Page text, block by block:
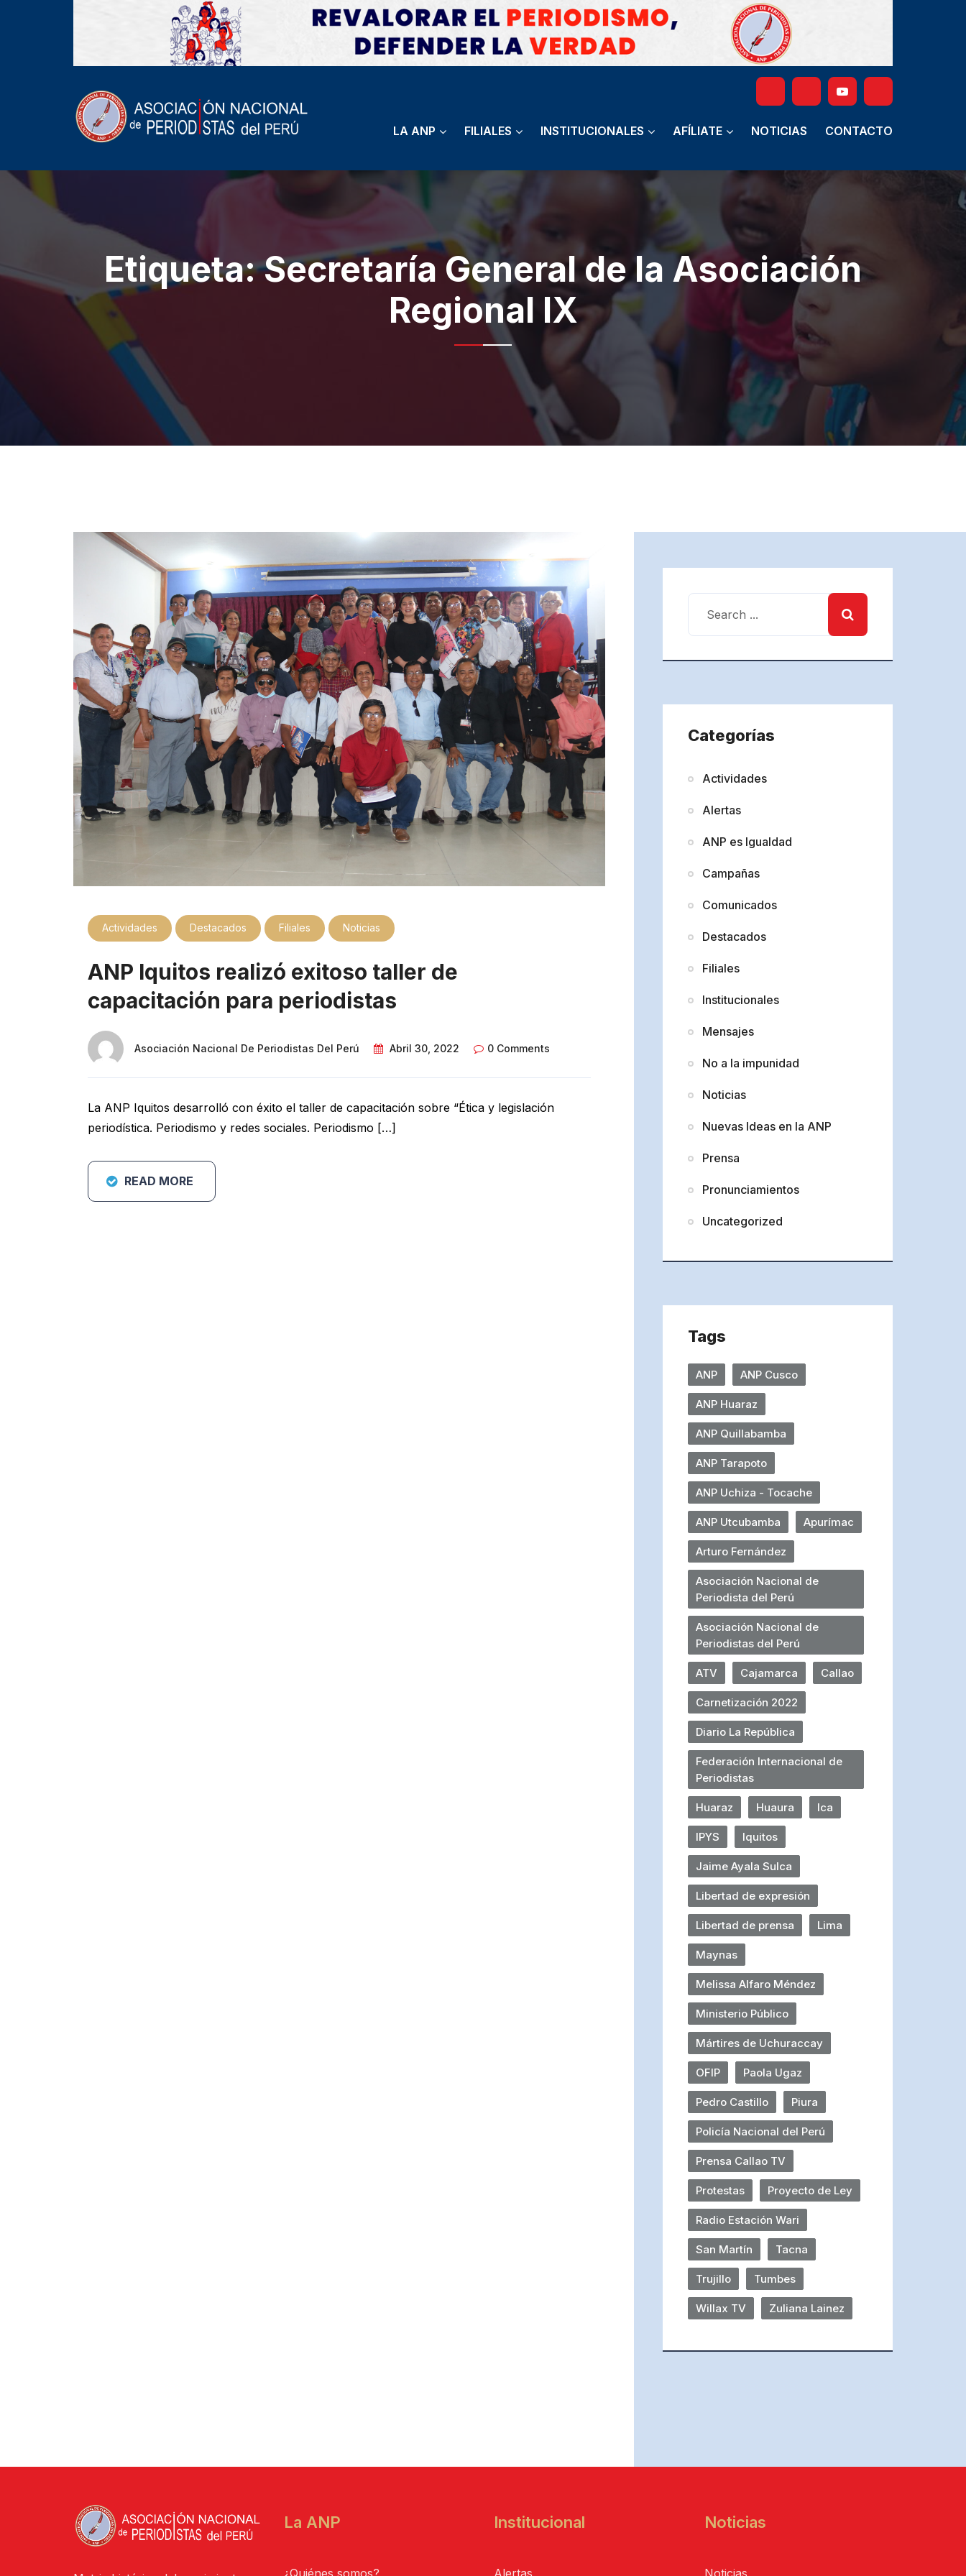
LA ANP FILIALES INSTITUCIONALES AFÍLIATE NOTICIAS CONTACTO
Etiqueta:Secretaría General de la Asociación
Regional IX
Actividades Destacados Filiales Noticias
ANP Iquitos realizó exitoso taller de
capacitación para periodistas
Asociación Nacional De Periodistas Del Perú Abril 30, 2022 0 Comments
La ANP Iquitos desarrolló con éxito el taller de capacitación sobre “Ética y legislación
periodística. Periodismo y redes sociales. Periodismo […]
READ MORE
Categorías
Actividades
Alertas
ANP es Igualdad
Campañas
Comunicados
Destacados
Filiales
Institucionales
Mensajes
No a la impunidad
Noticias
Nuevas Ideas en la ANP
Prensa
Pronunciamientos
Uncategorized
Tags
ANP ANP Cusco
ANP Huaraz
ANP Quillabamba
ANP Tarapoto
ANP Uchiza - Tocache
ANP Utcubamba Apurímac
Arturo Fernández
Asociación Nacional de
Periodista del Perú
Asociación Nacional de
Periodistas del Perú
ATV Cajamarca Callao
Carnetización 2022
Diario La República
Federación Internacional de
Periodistas
Huaraz Huaura Ica
IPYS Iquitos
Jaime Ayala Sulca
Libertad de expresión
Libertad de prensa Lima
Maynas
Melissa Alfaro Méndez
Ministerio Público
Mártires de Uchuraccay
OFIP Paola Ugaz
Pedro Castillo Piura
Policía Nacional del Perú
Prensa Callao TV
Protestas Proyecto de Ley
Radio Estación Wari
San Martín Tacna
Trujillo Tumbes
Willax TV Zuliana Lainez
La ANP
¿Quiénes somos?
Institucional
Alertas
Noticias
Noticias